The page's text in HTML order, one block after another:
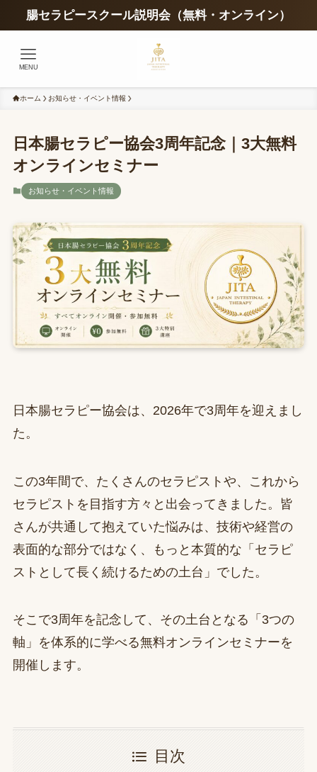
腸セラピースクール説明会（無料・オンライン）
MENU
ホーム お知らせ・イベント情報
日本腸セラピー協会3周年記念｜3大無料
オンラインセミナー
お知らせ・イベント情報
日本腸セラピー協会は、2026年で3周年を迎えまし
た。
この3年間で、たくさんのセラピストや、これから
セラピストを目指す方々と出会ってきました。皆
さんが共通して抱えていた悩みは、技術や経営の
表面的な部分ではなく、もっと本質的な「セラピ
ストとして長く続けるための土台」でした。
そこで3周年を記念して、その土台となる「3つの
軸」を体系的に学べる無料オンラインセミナーを
開催します。
目次